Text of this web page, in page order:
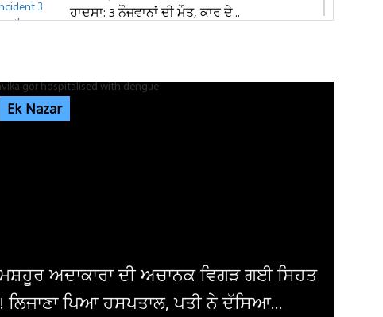
ਹਾਦਸਾ: 3 ਨੌਜਵਾਨਾਂ ਦੀ ਮੌਤ, ਕਾਰ ਦੇ...
Ek Nazar
ਪੰਜਾਬ ਦੇ ਦਿੱਗਜ ਕ੍ਰਿਕਟਰ ਨੇ ਕਰਵਾ ਲਿਆ
ਵਿਆਹ ! ਇਸ ਅਦਾਕਾਰਾ ਨਾਲ ਲਈਆਂ ਲਾਵਾਂ